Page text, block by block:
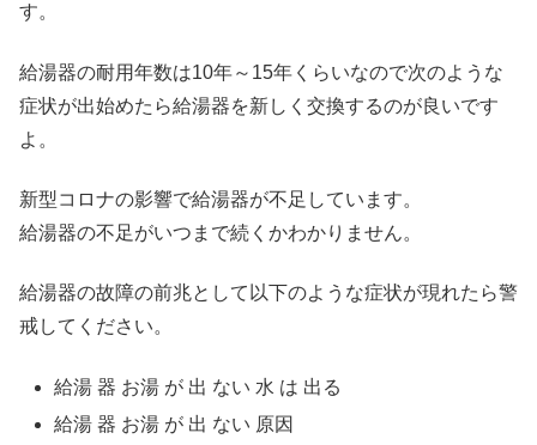
す。
給湯器の耐用年数は10年～15年くらいなので次のような
症状が出始めたら給湯器を新しく交換するのが良いです
よ。
新型コロナの影響で給湯器が不足しています。
給湯器の不足がいつまで続くかわかりません。
給湯器の故障の前兆として以下のような症状が現れたら警
戒してください。
給湯 器 お湯 が 出 ない 水 は 出る
給湯 器 お湯 が 出 ない 原因